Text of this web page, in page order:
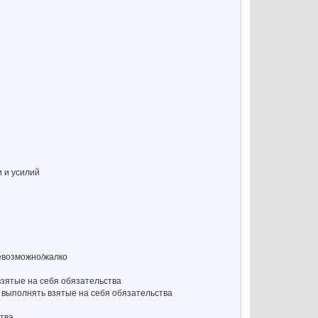
и усилий
жалко
на себя обязательства
взятые на себя обязательства